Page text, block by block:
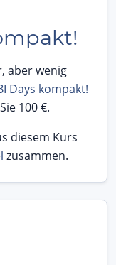
aber wenig
Days kompakt!
100 €.
diesem Kurs
zusammen.